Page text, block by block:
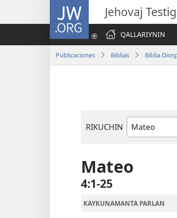
JW.ORG Jehovaj
QALLARIYNIN
Publicaciones Biblias Biblia
RIKUCHIN
Bibliamanta
Mateo
4:1-25
KAYKUNAMANTA PARLAN